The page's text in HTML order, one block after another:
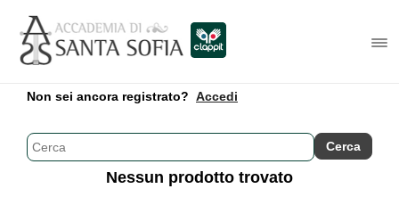
Non sei ancora registrato? Accedi
Nessun prodotto trovato